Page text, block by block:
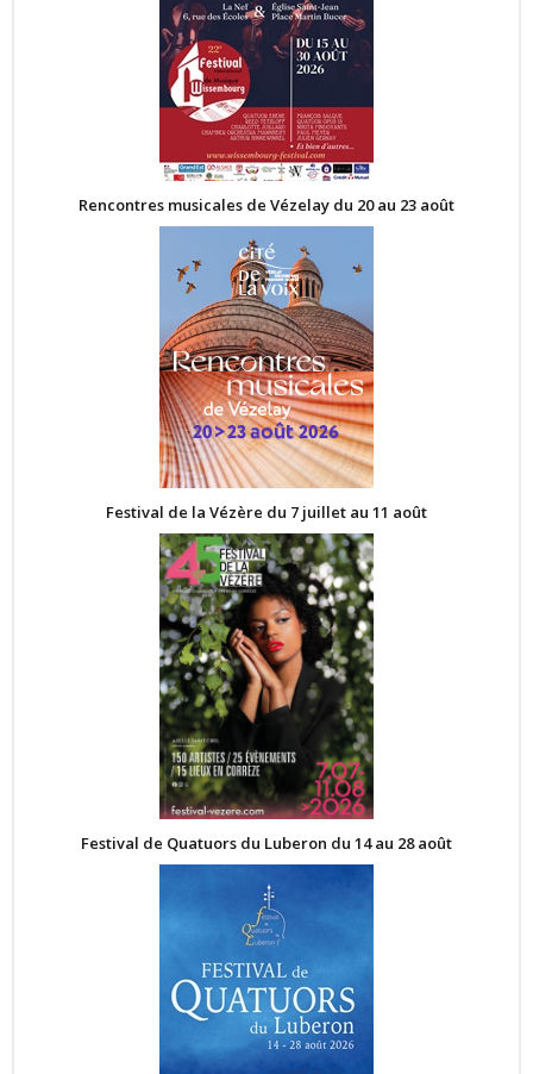
Rencontres musicales de Vézelay du 20 au 23 août
Festival de la Vézère du 7 juillet au 11 août
Festival de Quatuors du Luberon du 14 au 28 août